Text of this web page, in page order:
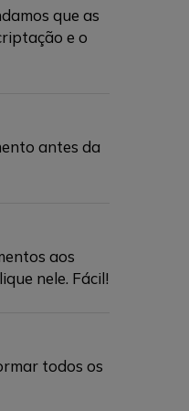
que as
e o
antes da
aos
nele. Fácil!
todos os